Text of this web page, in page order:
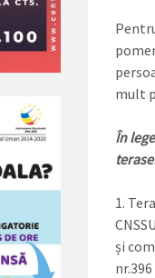
mult
În
și